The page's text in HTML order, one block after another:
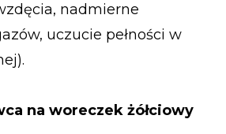
nadmierne
uczucie pełności w
na woreczek żółciowy